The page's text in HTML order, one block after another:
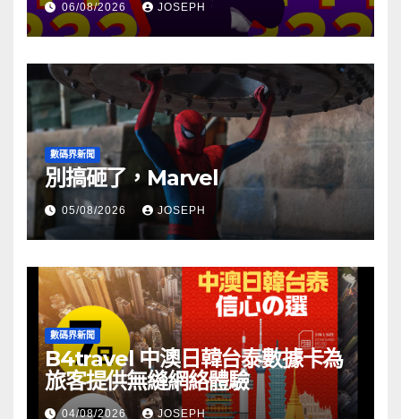
06/08/2026 JOSEPH
數碼界新聞
別搞砸了，Marvel
05/08/2026 JOSEPH
數碼界新聞
B4travel 中澳日韓台泰數據卡為
旅客提供無縫網絡體驗
04/08/2026 JOSEPH